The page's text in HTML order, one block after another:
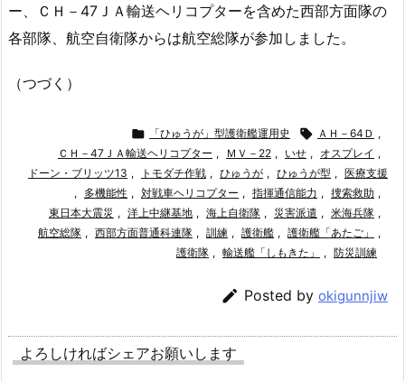
ー、ＣＨ－47ＪＡ輸送ヘリコプターを含めた西部方面隊の
各部隊、航空自衛隊からは航空総隊が参加しました。
（つづく）
 「ひゅうが」型護衛艦運用史  ＡＨ－64Ｄ ,
ＣＨ－47ＪＡ輸送ヘリコプター , ＭＶ－22 , いせ , オスプレイ ,
ドーン・ブリッツ13 , トモダチ作戦 , ひゅうが , ひゅうが型 , 医療支援
, 多機能性 , 対戦車ヘリコプター , 指揮通信能力 , 捜索救助 ,
東日本大震災 , 洋上中継基地 , 海上自衛隊 , 災害派遣 , 米海兵隊 ,
航空総隊 , 西部方面普通科連隊 , 訓練 , 護衛艦 , 護衛艦「あたご」
,
護衛隊 , 輸送艦「しもきた」 , 防災訓練
 Posted by okigunnjiw
よろしければシェアお願いします